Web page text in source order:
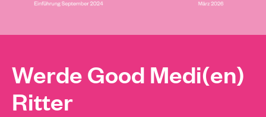
Werde Good Medi(en)
Ritter